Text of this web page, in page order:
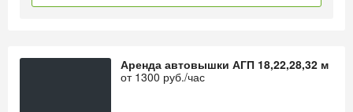
Аренда автовышки АГП 18,22,28,32 м
от 1300 руб./час